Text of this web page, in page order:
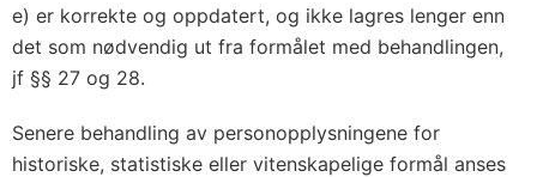
e) er korrekte og oppdatert, og ikke lagres lenger enn
det som nødvendig ut fra formålet med behandlingen,
jf §§ 27 og 28.
Senere behandling av personopplysningene for
historiske, statistiske eller vitenskapelige formål anses